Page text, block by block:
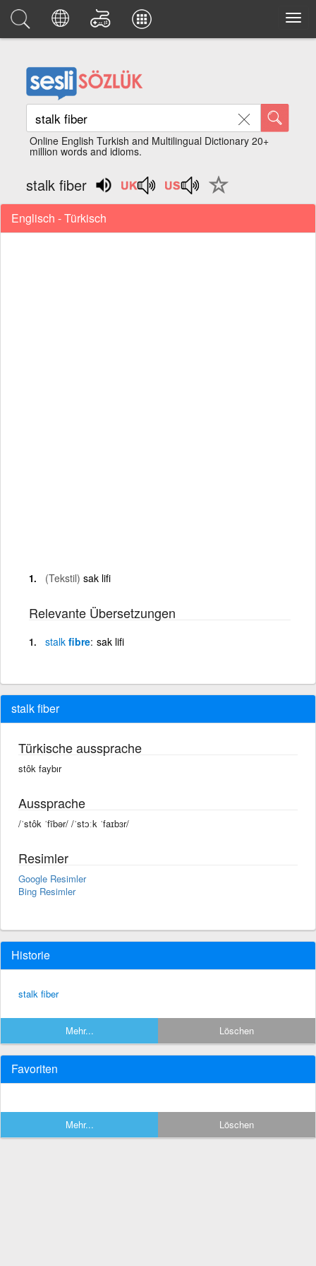
Online English Turkish and Multilingual Dictionary 20+
million words and idioms.
stalk fiber
Englisch - Türkisch
(Tekstil) sak lifi
Relevante Übersetzungen
stalk fibre sak lifi
stalk fiber
Türkische aussprache
stôk faybır
Aussprache
/ˈstôk ˈfībər/ /ˈstɔːk ˈfaɪbɜr/
Resimler
Google Resimler
Bing Resimler
Historie
stalk fiber
Mehr... Löschen
Favoriten
Mehr... Löschen